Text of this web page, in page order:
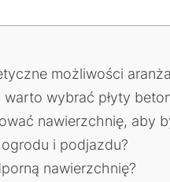
możliwości
wybrać płyty
nawierzchnię, aby
i podjazdu?
nawierzchnię?